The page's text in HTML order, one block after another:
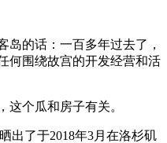
的话：一百多年过去了，
何围绕故宫的开发经营和活
个瓜和房子有关。
了于2018年3月在洛杉矶